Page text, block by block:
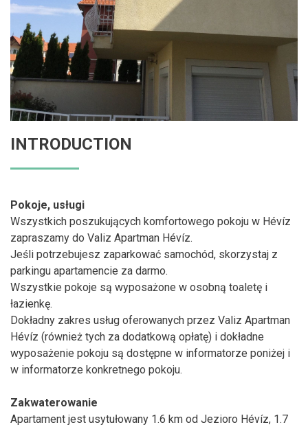
INTRODUCTION
Pokoje, usługi
Wszystkich poszukujących komfortowego pokoju w Hévíz
zapraszamy do Valiz Apartman Hévíz.
Jeśli potrzebujesz zaparkować samochód, skorzystaj z
parkingu apartamencie za darmo.
Wszystkie pokoje są wyposażone w osobną toaletę i
łazienkę.
Dokładny zakres usług oferowanych przez Valiz Apartman
Hévíz (również tych za dodatkową opłatę) i dokładne
wyposażenie pokoju są dostępne w informatorze poniżej i
w informatorze konkretnego pokoju.
Zakwaterowanie
Apartament jest usytułowany 1.6 km od Jezioro Hévíz, 1.7